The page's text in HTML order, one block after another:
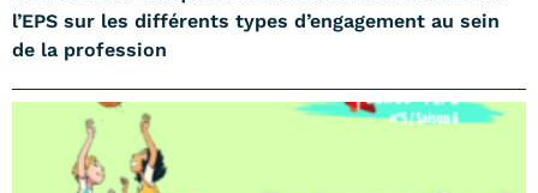
l’EPS sur les différents types d’engagement au sein
de la profession